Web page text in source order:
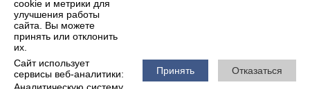
cookie и метрики для
улучшения работы
сайта. Вы можете
принять или отклонить
их.
Сайт использует
сервисы веб-аналитики:
Принять Отказаться
2026 г. krilovskaya.ru
Вход
Карта сайта
Политика обработки персональных данных